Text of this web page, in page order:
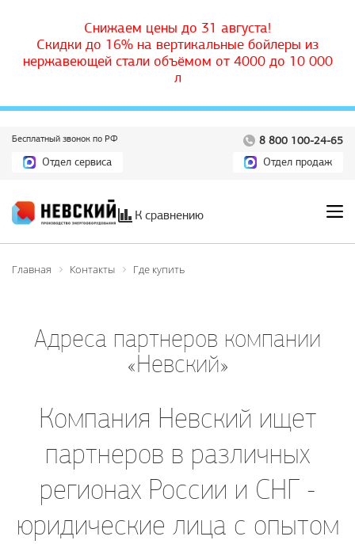
Снижаем цены до 31 августа!
Скидки до 16% на вертикальные бойлеры из
нержавеющей стали объёмом от 4000 до 10 000
л
Бесплатный звонок по РФ
8 800 100-24-65
Отдел сервиса
Отдел продаж
К сравнению
Главная Контакты Где купить
Адреса партнеров компании
«Невский»
Компания Невский ищет
партнеров в различных
регионах России и СНГ -
юридические лица с опытом